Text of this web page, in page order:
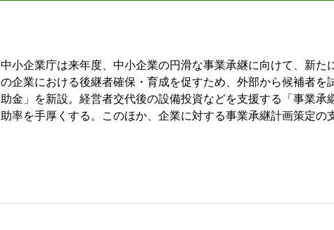
中小企業庁は来年度、中小企業の円滑な事業承継に向けて、新
の企業における後継者確保・育成を促すため、外部から候補者
助金」を新設。経営者交代後の設備投資などを支援する「事業
助率を手厚くする。このほか、企業に対する事業承継計画策定の